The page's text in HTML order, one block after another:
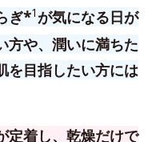
ぎ*1 が気になる日が
方や、潤いに満ちた
を目指したい方には
定着し、乾燥だけで